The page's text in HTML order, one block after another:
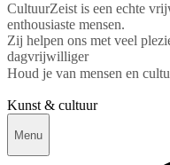
CultuurZeist is een echte
enthousiaste mensen.
Zij helpen ons met veel
dagvrijwilliger
Houd je van mensen en
Kunst & cultuur
Menu